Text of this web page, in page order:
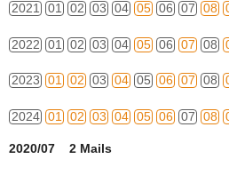
2021 01 02 03 04 05 06 07 08
2022 01 02 03 04 05 06 07 08
2023 01 02 03 04 05 06 07 08
2024 01 02 03 04 05 06 07 08
2020/07 2 Mails